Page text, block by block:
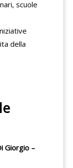
scuole
della
Giorgio –